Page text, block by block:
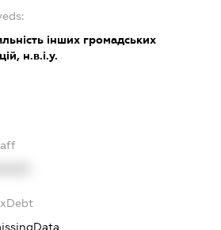
інших громадських
н.в.і.у.